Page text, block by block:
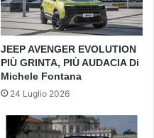
JEEP AVENGER EVOLUTION
PIÙ GRINTA, PIÙ AUDACIA Di
Michele Fontana
24 Luglio 2026